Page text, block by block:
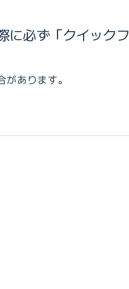
に必ず「クイックフ
あります。